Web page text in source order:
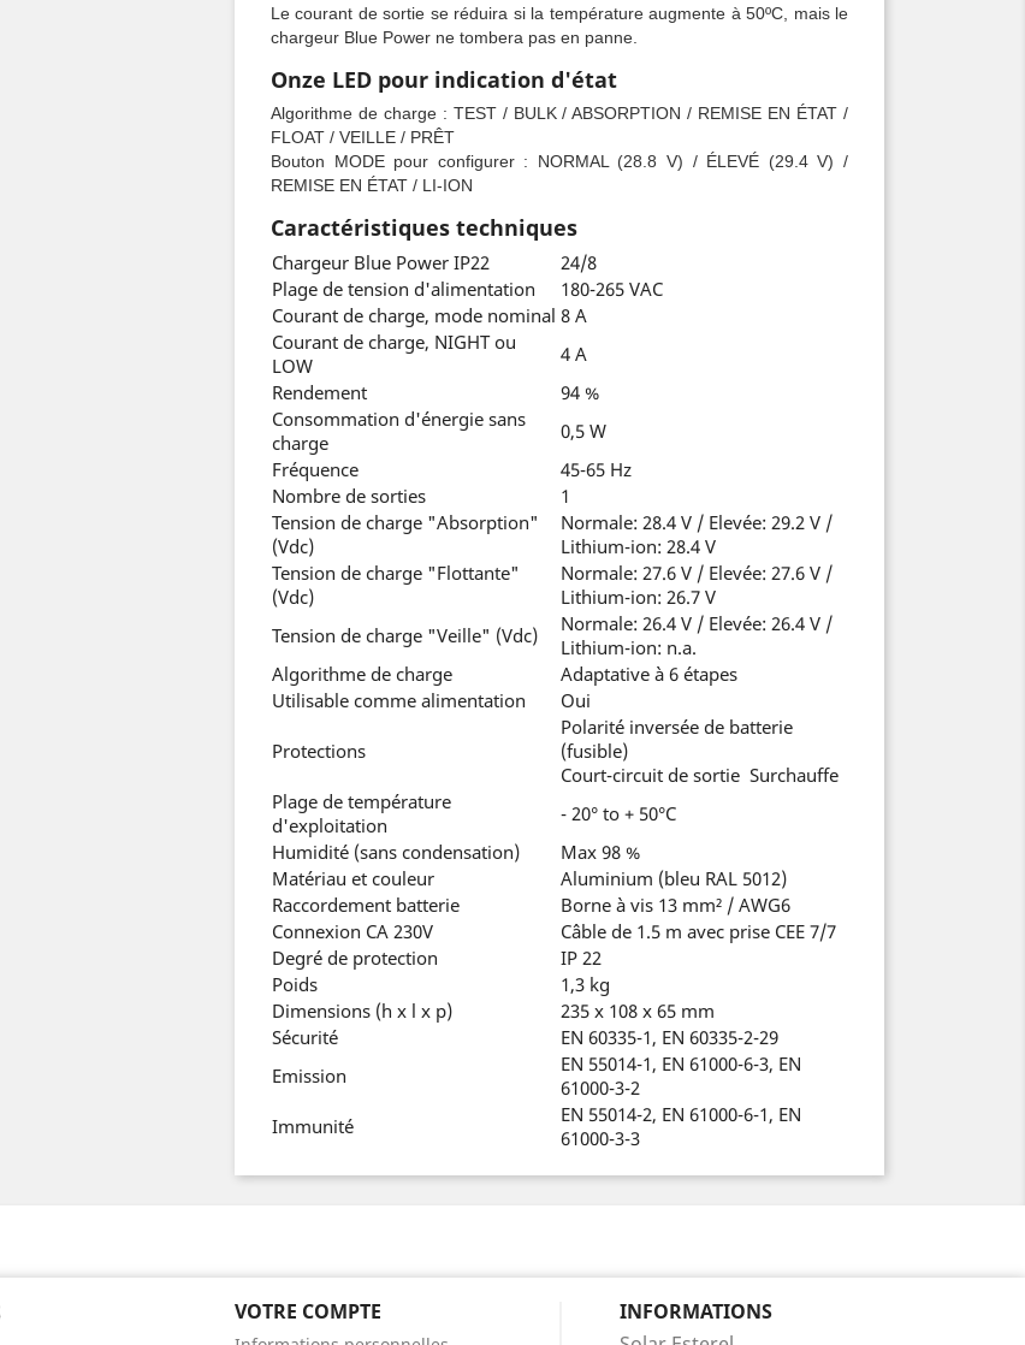
Le courant de sortie se réduira si la température augmente à 50ºC, mais le
chargeur Blue Power ne tombera pas en panne.
Onze LED pour indication d'état
Algorithme de charge : TEST / BULK / ABSORPTION / REMISE EN ÉTAT /
FLOAT / VEILLE / PRÊT
Bouton MODE pour configurer : NORMAL (28.8 V) / ÉLEVÉ (29.4 V) /
REMISE EN ÉTAT / LI-ION
Caractéristiques techniques
Chargeur Blue Power IP22
24/8
Plage de tension d'alimentation
180-265 VAC
Courant de charge, mode nominal 8 A
Courant de charge, NIGHT ou
LOW
4 A
Rendement
94 %
Consommation d'énergie sans
charge
0,5 W
Fréquence
45-65 Hz
Nombre de sorties
1
Tension de charge "Absorption"
(Vdc)
Normale: 28.4 V / Elevée: 29.2 V /
Lithium-ion: 28.4 V
Tension de charge "Flottante"
(Vdc)
Normale: 27.6 V / Elevée: 27.6 V /
Lithium-ion: 26.7 V
Tension de charge "Veille" (Vdc)
Normale: 26.4 V / Elevée: 26.4 V /
Lithium-ion: n.a.
Algorithme de charge
Adaptative à 6 étapes
Utilisable comme alimentation
Oui
Protections
Polarité inversée de batterie
(fusible)
Court-circuit de sortie Surchauffe
Plage de température
d'exploitation
- 20° to + 50°C
Humidité (sans condensation)
Max 98 %
Matériau et couleur
Aluminium (bleu RAL 5012)
Raccordement batterie
Borne à vis 13 mm² / AWG6
Connexion CA 230V
Câble de 1.5 m avec prise CEE 7/7
Degré de protection
IP 22
Poids
1,3 kg
Dimensions (h x l x p)
235 x 108 x 65 mm
Sécurité
EN 60335-1, EN 60335-2-29
Emission
EN 55014-1, EN 61000-6-3, EN
61000-3-2
Immunité
EN 55014-2, EN 61000-6-1, EN
61000-3-3
VOTRE COMPTE
INFORMATIONS